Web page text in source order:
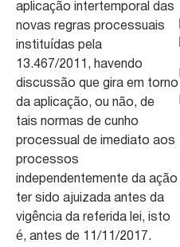
aplicação intertemporal das
novas regras processuais
instituídas pela
13.467/2011, havendo
discussão que gira em torno
da aplicação, ou não, de
tais normas de cunho
processual de imediato aos
processos
independentemente da ação
ter sido ajuizada antes da
vigência da referida lei, isto
é, antes de 11/11/2017.